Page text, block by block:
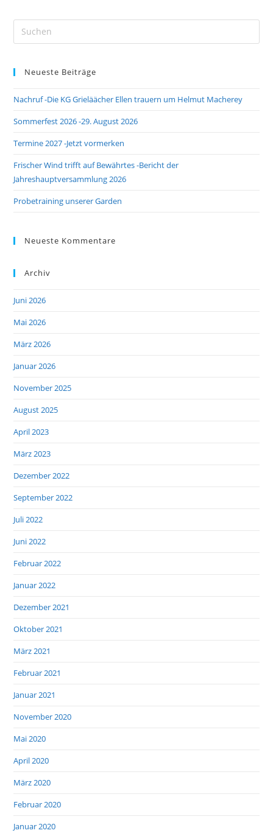
Neueste Beiträge
Nachruf -Die KG Grieläächer Ellen trauern um Helmut Macherey
Sommerfest 2026 -29. August 2026
Termine 2027 -Jetzt vormerken
Frischer Wind trifft auf Bewährtes -Bericht der
Jahreshauptversammlung 2026
Probetraining unserer Garden
Neueste Kommentare
Archiv
Juni 2026
Mai 2026
März 2026
Januar 2026
November 2025
August 2025
April 2023
März 2023
Dezember 2022
September 2022
Juli 2022
Juni 2022
Februar 2022
Januar 2022
Dezember 2021
Oktober 2021
März 2021
Februar 2021
Januar 2021
November 2020
Mai 2020
April 2020
März 2020
Februar 2020
Januar 2020